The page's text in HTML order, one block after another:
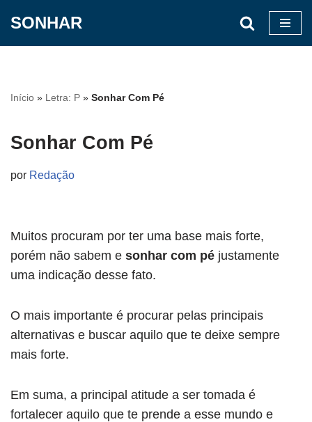
conteúdo
SONHAR
Início » Letra: P » Sonhar Com Pé
Sonhar Com Pé
por Redação
Muitos procuram por ter uma base mais forte,
porém não sabem e sonhar com pé justamente
uma indicação desse fato.
O mais importante é procurar pelas principais
alternativas e buscar aquilo que te deixe sempre
mais forte.
Em suma, a principal atitude a ser tomada é
fortalecer aquilo que te prende a esse mundo e